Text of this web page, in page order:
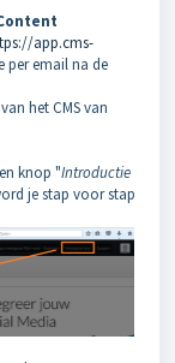
app.cms-
per email na de
het CMS van
knop "Introductie
je stap voor stap